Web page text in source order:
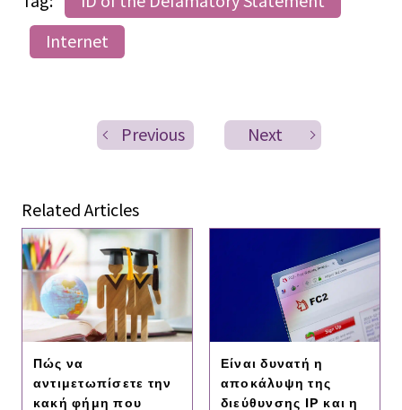
Internet
Previous Next
Related Articles
Πώς να
αντιμετωπίσετε την
κακή φήμη που
Είναι δυνατή η
αποκάλυψη της
διεύθυνσης IP και η